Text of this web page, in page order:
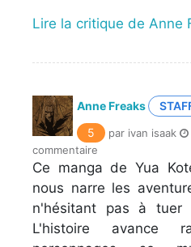
Lire la critique de Anne
Anne Freaks
5
par ivan isaak
commentaire
Ce manga de Yua
nous narre les
n'hésitant pas à tuer
L'histoire avance